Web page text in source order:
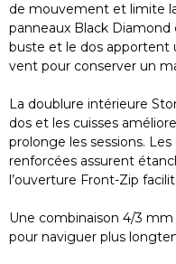
de mouvement et limite
panneaux Black
buste et le dos
vent pour conserver un
La doublure intérieure
dos et les cuisses
prolonge les sessions.
renforcées assurent
l’ouverture Front-Zip
Une combinaison 4/3
pour naviguer plus